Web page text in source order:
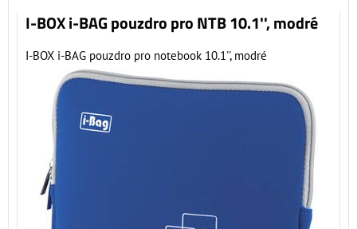
I-BOX i-BAG pouzdro pro NTB 10.1'', modré
I-BOX i-BAG pouzdro pro notebook 10.1'', modré